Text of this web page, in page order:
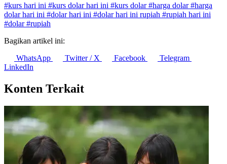
#kurs hari ini #kurs dolar hari ini #kurs dolar#harga dolar#harga
dolar hari ini #dolar hari ini #dolar hari ini rupiah #rupiah hari ini
#dolar#rupiah
Bagikan artikel ini:
WhatsApp
Twitter / X Facebook
Telegram
LinkedIn
Konten Terkait